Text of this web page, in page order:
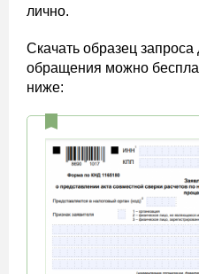
лично.
Скачать образец
обращения можно
ниже: